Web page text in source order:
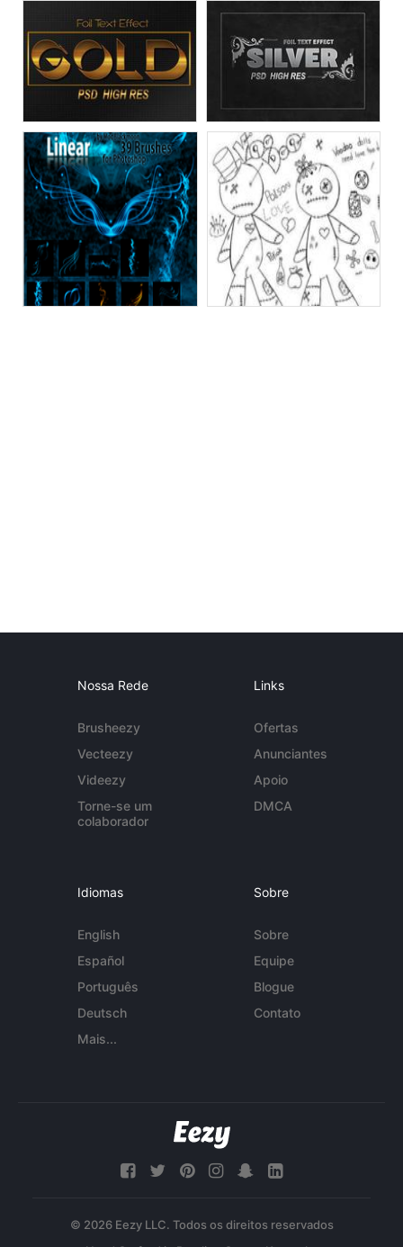
Nossa Rede
Brusheezy
Vecteezy
Videezy
Torne-se um
colaborador
Links
Ofertas
Anunciantes
Apoio
DMCA
Idiomas
English
Español
Português
Deutsch
Mais...
Sobre
Sobre
Equipe
Blogue
Contato
© 2026 Eezy LLC. Todos os direitos reservados